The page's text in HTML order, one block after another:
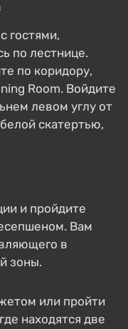
гостями,
по лестнице.
по коридору,
Room. Войдите
левом углу от
скатертью,
и пройдите
Вам
в
зоны.
или пройти
находятся две